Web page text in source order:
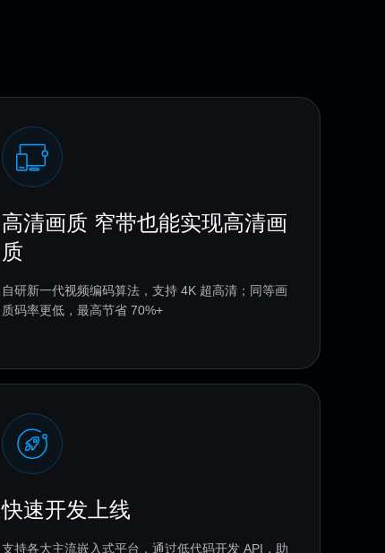
高清画质 窄带也能实现高清画
质
自研新一代视频编码算法，支持 4K 超高清；同等画
质码率更低，最高节省 70%+
快速开发上线
支持各大主流嵌入式平台，通过低代码开发 API，助